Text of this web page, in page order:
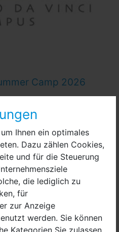
Ihnen ein optimales
Dazu zählen Cookies,
und für die Steuerung
die lediglich zu
für
zur Anzeige
werden. Sie können
Kategorien Sie zulassen
Camp 2026
Nauen
Nauen
Jungen, Kinder,
Sonstige, Vortrag /
Englisch